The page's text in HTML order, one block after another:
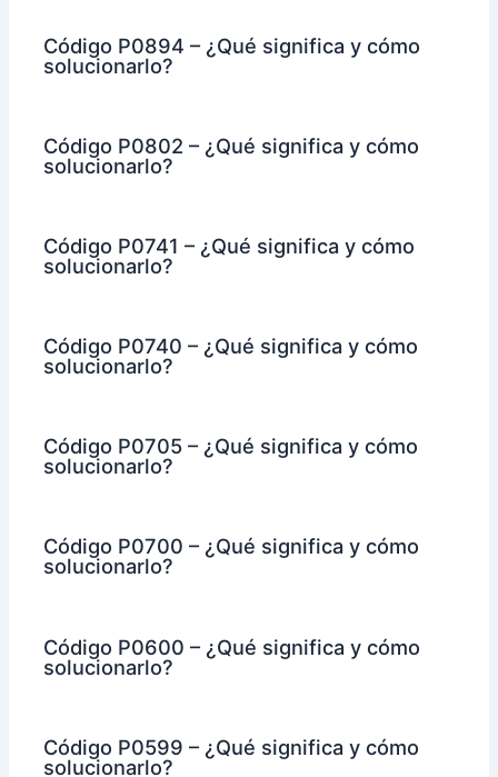
Código P0894 – ¿Qué significa y cómo
solucionarlo?
Código P0802 – ¿Qué significa y cómo
solucionarlo?
Código P0741 – ¿Qué significa y cómo
solucionarlo?
Código P0740 – ¿Qué significa y cómo
solucionarlo?
Código P0705 – ¿Qué significa y cómo
solucionarlo?
Código P0700 – ¿Qué significa y cómo
solucionarlo?
Código P0600 – ¿Qué significa y cómo
solucionarlo?
Código P0599 – ¿Qué significa y cómo
solucionarlo?